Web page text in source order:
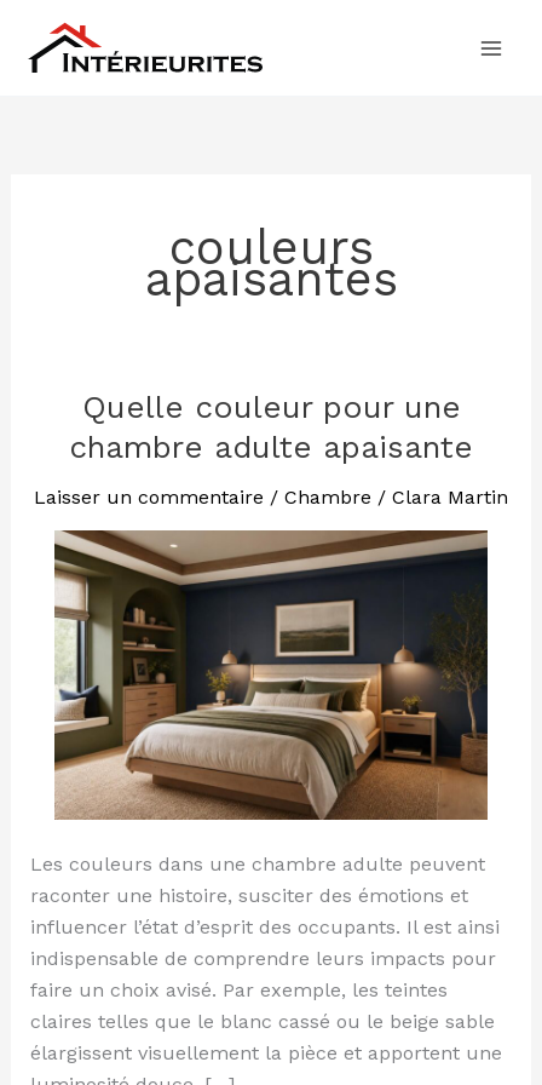
contenu
couleurs
apaisantes
Quelle couleur pour une
chambre adulte apaisante
Laisser un commentaire / Chambre / Clara Martin
Les couleurs dans une chambre adulte peuvent
raconter une histoire, susciter des émotions et
influencer l’état d’esprit des occupants. Il est ainsi
indispensable de comprendre leurs impacts pour
faire un choix avisé. Par exemple, les teintes
claires telles que le blanc cassé ou le beige sable
élargissent visuellement la pièce et apportent une
Quelle
couleur
une
chambre
adulte
apaisante